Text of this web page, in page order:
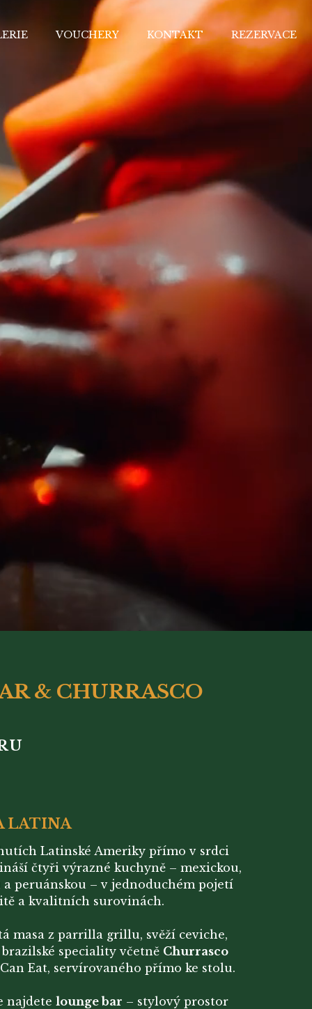
VOUCHERY KONTAKT REZERVACE
& CHURRASCO
LATINA
Latinské Ameriky přímo v srdci
čtyři výrazné kuchyně – mexickou,
peruánskou – v jednoduchém pojetí
a kvalitních surovinách.
masa z parrilla grillu, svěží ceviche,
speciality včetně Churrasco
Eat, servírovaného přímo ke stolu.
najdete lounge bar – stylový prostor